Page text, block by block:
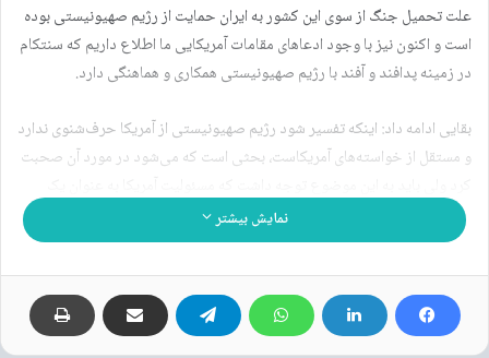
علت تحمیل جنگ از سوی این کشور به ایران حمایت از رژیم صهیونیستی بوده
است و اکنون نیز با وجود ادعاهای مقامات آمریکایی ما اطلاع داریم که سنتکام
در زمینه پدافند و آفند با رژیم صهیونیستی همکاری و هماهنگی دارد.
بقایی ادامه داد: اینکه تفسیر شود رژیم صهیونیستی از آمریکا حرف‌شنوی ندارد
و مستقل از خواسته‌های آمریکاست، بحثی است که می‌شود در مورد آن صحبت
طرف آتش بس ۱۹ فروردین ماه محرز است و هر اتفاقی در منطقه بیفتد که
آتش بس نقض شود چه از طریق حمله آمریکا به کشتی‌های تجاری ایران و
مراکزی در جنوب ایران یا به واسطه اقدامات رژیم صهیونیستی در لبنان،
مسئولیت مستقیم آمریکا در این زمینه محرز است و پیامدهای تشدید تنش بر
عهده آمریکاست.
نمایش بیشتر